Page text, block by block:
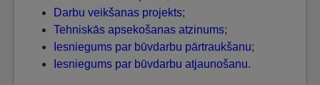
Darbu veikšanas projekts;
Tehniskās apsekošanas atzinums;
Iesniegums par būvdarbu pārtraukšanu;
Iesniegums par būvdarbu atjaunošanu.